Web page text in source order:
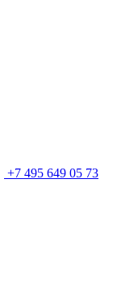
+7 495 649 05 73